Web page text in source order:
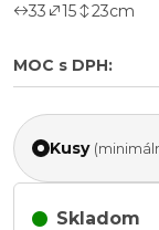
33 15 23cm
MOC s DPH:
Kusy
Skladom